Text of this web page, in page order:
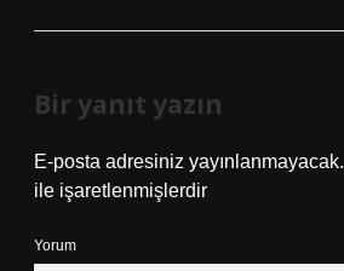
Bir yanıt yazın
E-posta adresiniz yayınlanmayacak.
ile işaretlenmişlerdir
Yorum